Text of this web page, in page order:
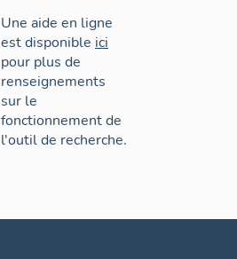
Une aide en ligne
est disponible ici
pour plus de
renseignements
sur le
fonctionnement de
l'outil de recherche.